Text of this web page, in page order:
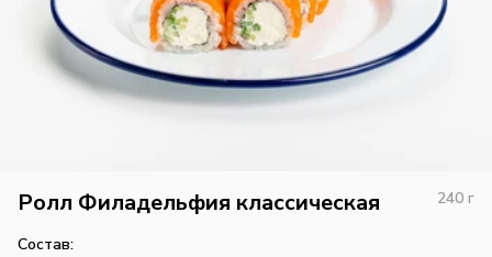
Ролл Филадельфия классическая 240 г
Состав: